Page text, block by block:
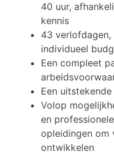
40 uur,
kennis
43 verlofdagen,
individueel
Een compleet
Een
Volop
en
opleidingen om
ontwikkelen